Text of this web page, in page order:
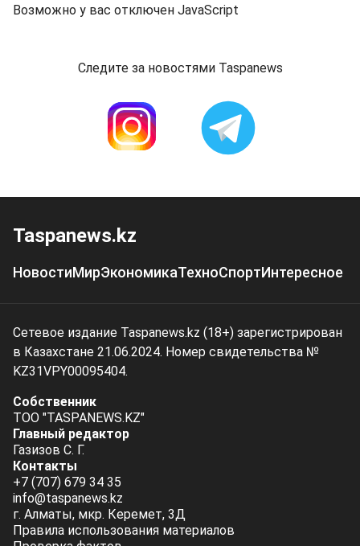
Возможно у вас отключен JavaScript
Следите за новостями Taspanews
Taspanews.kz
НовостиМирЭкономикаТехноСпортИнтересное
Сетевое издание Taspanews.kz (18+) зарегистрирован
в Казахстане 21.06.2024. Номер свидетельства №
KZ31VPY00095404.
Собственник
ТОО "TASPANEWS.KZ"
Главный редактор
Газизов С. Г.
Контакты
+7 (707) 679 34 35
info@taspanews.kz
г. Алматы, мкр. Керемет, 3Д
Правила использования материалов